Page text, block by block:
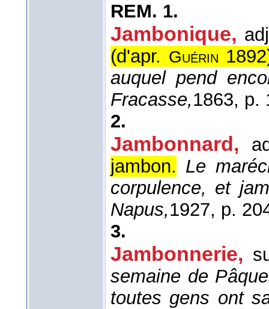
REM. 1.
Jambonique,
(d'apr. Guérin 1892
auquel pend
Fracasse,1863, p.
2.
Jambonnard,
jambon. Le
corpulence, et
Napus,1927, p.
3.
Jambonnerie,
semaine de
toutes gens ont